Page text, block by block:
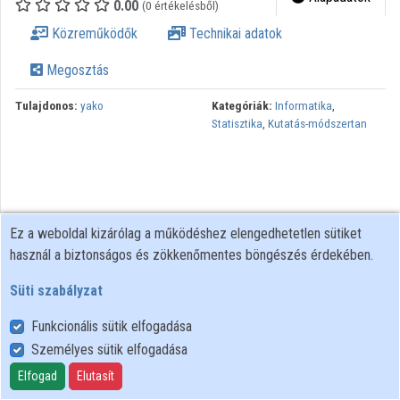
0.00 (0 értékelésből)
Közreműködők Technikai adatok
Megosztás
Tulajdonos: yako Kategóriák: Informatika,
Statisztika, Kutatás-módszertan
Felhasználói szabályzat
Adatkezelési tájékoztató
Süti szabályzat
Ez a weboldal kizárólag a működéshez elengedhetetlen sütiket
használ a biztonságos és zökkenőmentes böngészés érdekében.
Süti szabályzat
Funkcionális sütik elfogadása
Személyes sütik elfogadása
Elfogad Elutasít